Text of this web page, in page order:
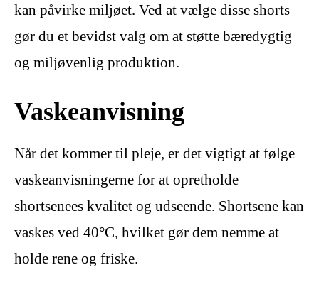
kan påvirke miljøet. Ved at vælge disse shorts
gør du et bevidst valg om at støtte bæredygtig
og miljøvenlig produktion.
Vaskeanvisning
Når det kommer til pleje, er det vigtigt at følge
vaskeanvisningerne for at opretholde
shortsenees kvalitet og udseende. Shortsene kan
vaskes ved 40°C, hvilket gør dem nemme at
holde rene og friske.